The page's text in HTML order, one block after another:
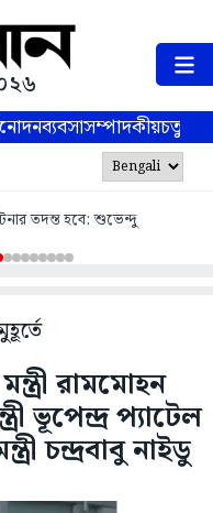
ব্যবসাসম্পাদকীয়
তদন্ত হবে: শুভেন্দু
রামমোহন
ভূপেন্দ্র প্যাটেল
চন্দ্রবাবু নাইডু